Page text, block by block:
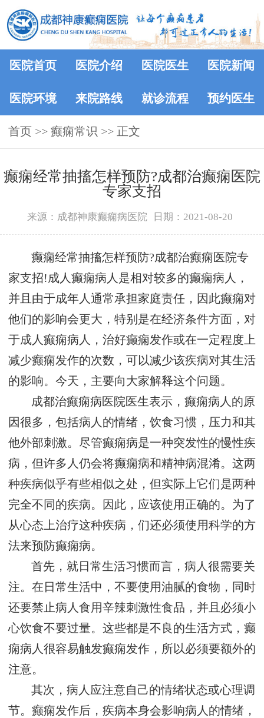
医院首页 医院介绍 医院医生 医院新闻
医院环境 来院路线 就诊流程 预约医生
首页 >> 癫痫常识 >> 正文
癫痫经常抽搐怎样预防?成都治癫痫医院
专家支招
来源：成都神康癫痫病医院 日期：2021-08-20
癫痫经常抽搐怎样预防?成都治癫痫医院专
家支招!成人癫痫病人是相对较多的癫痫病人，
并且由于成年人通常承担家庭责任，因此癫痫对
他们的影响会更大，特别是在经济条件方面，对
于成人癫痫病人，治好癫痫发作或在一定程度上
减少癫痫发作的次数，可以减少该疾病对其生活
的影响。今天，主要向大家解释这个问题。
成都治癫痫病医院医生表示，癫痫病人的原
因很多，包括病人的情绪，饮食习惯，压力和其
他外部刺激。尽管癫痫病是一种突发性的慢性疾
病，但许多人仍会将癫痫病和精神病混淆。这两
种疾病似乎有些相似之处，但实际上它们是两种
完全不同的疾病。因此，应该使用正确的。为了
从心态上治疗这种疾病，们还必须使用科学的方
法来预防癫痫病。
首先，就日常生活习惯而言，病人很需要关
注。在日常生活中，不要使用油腻的食物，同时
还要禁止病人食用辛辣刺激性食品，并且必须小
心饮食不要过量。这些都是不良的生活方式，癫
痫病人很容易触发癫痫发作，所以必须要额外的
注意。
其次，病人应注意自己的情绪状态或心理调
节。癫痫发作后，疾病本身会影响病人的情绪，